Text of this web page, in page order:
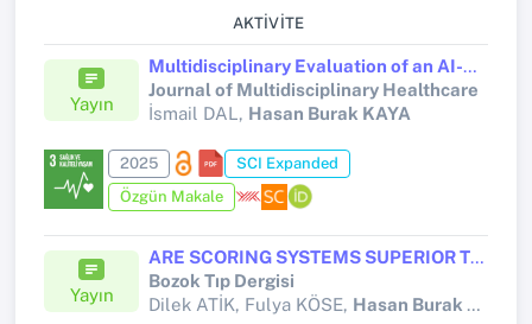
AKTIVITE
Yayın
Multidisciplinary Evaluation of an AI-Based Pneumothorax Detection Model: Clinical Comparison with Physicians in Edge and Cloud Environments.
Journal of Multidisciplinary Healthcare
İsmail DAL, Hasan Burak KAYA
2025
SCI Expanded
Özgün Makale
Yayın
ARE SCORING SYSTEMS SUPERIOR TO EACH OTHER IN CLINICAL FOLLOW-UP PLANNING AND MORTALITY ASSESSMENT OF COVID-19 PATIENTS? Covid-19 Hastalarının Klinik Takip ve Mortalite Değerlendirmesinde Puanlama Sistemleri Birbirinden Üstün Mü?
Bozok Tıp Dergisi
Dilek ATİK, Fulya KÖSE, Hasan Burak KAYA